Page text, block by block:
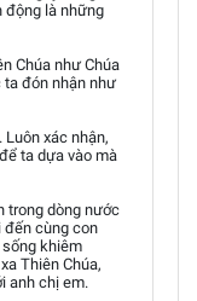
động là những
Chúa như Chúa
ta đón nhận như
Luôn xác nhận,
ta dựa vào mà
trong dòng nước
đến cùng con
khiêm
Thiên Chúa,
anh chị em.